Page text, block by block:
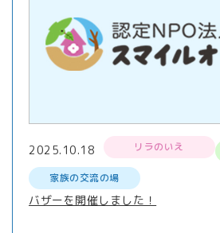
2025.10.18 リラのいえ
家族の交流の場
バザーを開催しました！